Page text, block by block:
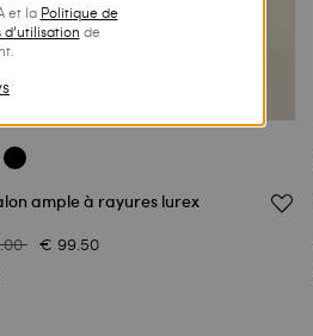
ample à rayures lurex
€ 99.50
et la Politique de
de